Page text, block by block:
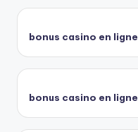
bonus casino en ligne
bonus casino en ligne